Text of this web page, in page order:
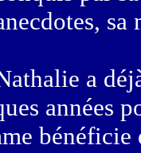
sa
a
années